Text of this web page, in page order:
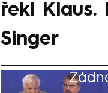
řekl Klaus.
Singer